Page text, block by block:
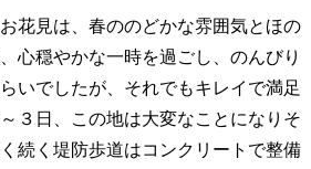
花見は、春ののどかな雰囲気とほの
心穏やかな一時を過ごし、のんびり
いでしたが、それでもキレイで満足
３日、この地は大変なことになりそ
続く堤防歩道はコンクリートで整備